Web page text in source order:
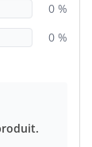
0 %
0 %